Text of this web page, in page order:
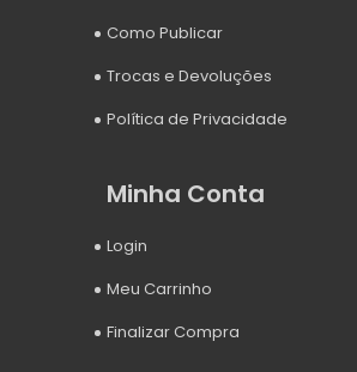
Como Publicar
Trocas e Devoluções
Política de Privacidade
Minha Conta
Login
Meu Carrinho
Finalizar Compra